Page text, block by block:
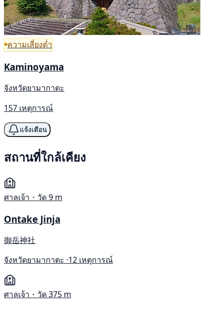
ความเสี่ยงต่ำ
Kaminoyama
จังหวัดยามากาตะ
157 เหตุการณ์
แจ้งเตือน
สถานที่ใกล้เคียง
ศาลเจ้า・วัด9 m
Ontake Jinja
御岳神社
จังหวัดยามากาตะ ·12 เหตุการณ์
ศาลเจ้า・วัด375 m